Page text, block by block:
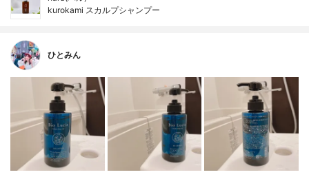
kurokami スカルプシャンプー
ひとみん